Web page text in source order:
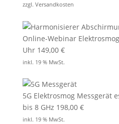
zzgl. Versandkosten
Online-Webinar
Uhr 149,00 €
inkl. 19 % MwSt.
5G Elektrosmog Messgerät
bis 8 GHz 198,00 €
inkl. 19 % MwSt.